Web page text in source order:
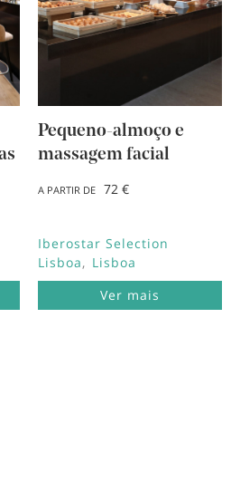
Pequeno-almoço e
massagem facial
A PARTIR DE 72 €
Iberostar Selection
Lisboa
Lisboa
Ver mais